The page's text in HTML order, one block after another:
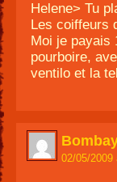
Helene> Tu
Les coiffeurs
Moi je payais
pourboire,
ventilo et la
02/05/2009